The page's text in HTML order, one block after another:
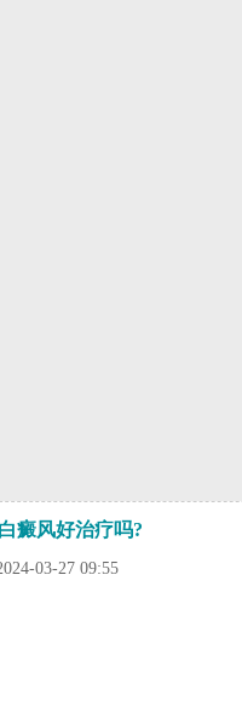
癜风好治疗吗?
03-27 09:55